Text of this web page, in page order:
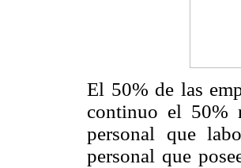
El 50% de las
continuo el 50%
personal que
personal que